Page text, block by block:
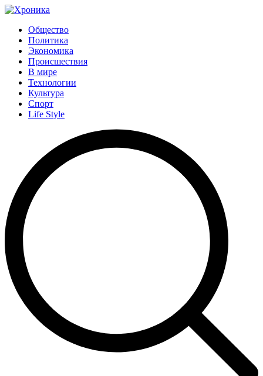
Общество
Политика
Экономика
Происшествия
В мире
Технологии
Культура
Спорт
Life Style